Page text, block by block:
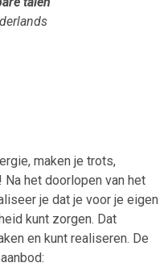
maken je trots,
het doorlopen van het
je dat je voor je eigen
kunt zorgen. Dat
en kunt realiseren. De